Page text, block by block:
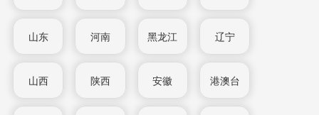
山东 河南 黑龙江 辽宁
山西 陕西 安徽 港澳台